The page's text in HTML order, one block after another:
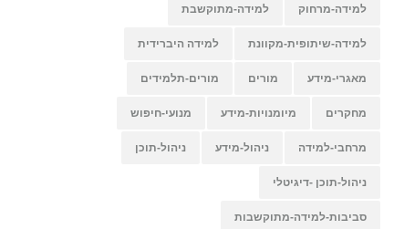
למידה-מרחוק למידה-מתוקשבת
למידה-שיתופית-מקוונת למידה היברידית
מאגרי-מידע מורים מורים-תלמידים
מחקרים מיומנויות-מידע מנועי-חיפוש
מרחבי-למידה ניהול-מידע ניהול-תוכן
ניהול-תוכן -דיגיטלי
סביבות-למידה-מתוקשבות